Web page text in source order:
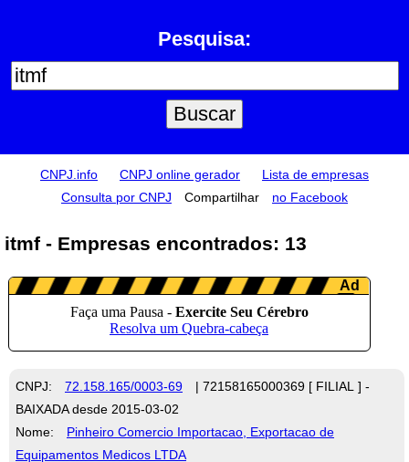
Pesquisa:
CNPJ.info CNPJ online gerador
Lista de empresas
Consulta por CNPJ
Compartilhar no Facebook
itmf - Empresas encontrados: 13
CNPJ: 72.158.165/0003-69
| 72158165000369 [ FILIAL ] -
BAIXADA desde 2015-03-02
Nome:
Pinheiro Comercio Importacao, Exportacao de
Equipamentos Medicos LTDA